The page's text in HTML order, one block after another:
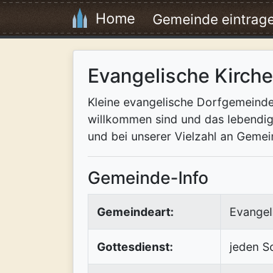
Home Gemeinde
Evangelische
Kleine evangelische
willkommen sind und das
und bei unserer Vielzahl an
Gemeinde-Info
Gemeindeart:
Gottesdienst: jeden